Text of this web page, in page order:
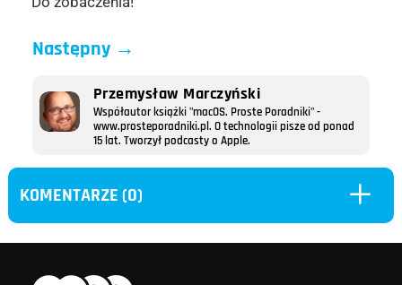
Następny→
Przemysław Marczyński
Współautor książki "macOS. Proste Poradniki" -
www.prosteporadniki.pl. O technologii pisze od ponad
15 lat. Tworzył podcasty o Apple.
KOMENTARZE (0) L